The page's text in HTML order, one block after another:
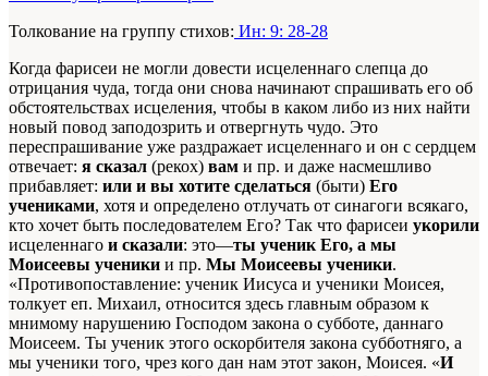
Толкование на группу стихов: Ин: 9: 28-28
Когда фарисеи не могли довести исцеленнаго слепца до
отрицания чуда, тогда они снова начинают спрашивать его об
обстоятельствах исцеления, чтобы в каком либо из них найти
новый повод заподозрить и отвергнуть чудо. Это
переспрашивание уже раздражает исцеленнаго и он с сердцем
отвечает: я сказал (рекох) вам и пр. и даже насмешливо
прибавляет: или и вы хотите сделаться (быти) Его
учениками, хотя и определено отлучать от синагоги всякаго,
кто хочет быть последователем Его? Так что фарисеи укорили
исцеленнаго и сказали: это—ты ученик Его, а мы
Моисеевы ученики и пр. Мы Моисеевы ученики.
«Противопоставление: ученик Иисуса и ученики Моисея,
толкует еп. Михаил, относится здесь главным образом к
мнимому нарушению Господом закона о субботе, даннаго
Моисеем. Ты ученик этого оскорбителя закона субботняго, а
мы ученики того, чрез кого дан нам этот закон, Моисея. «И